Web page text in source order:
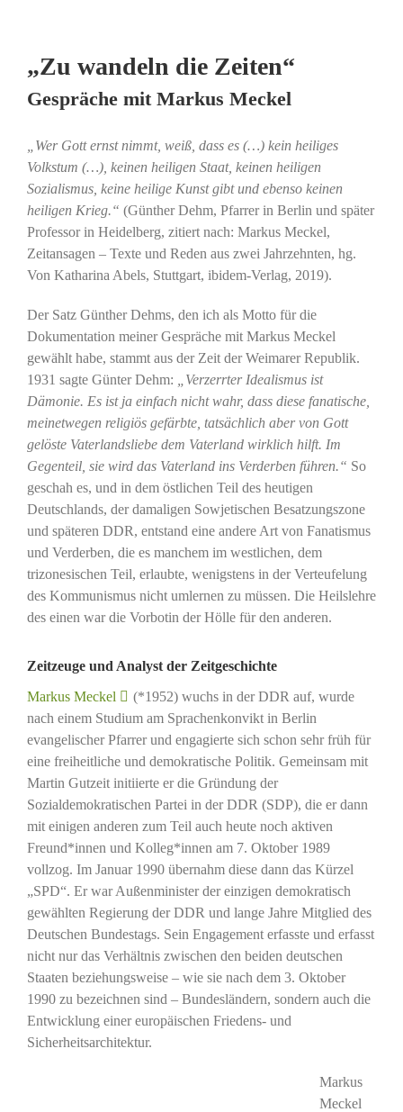
„Zu wandeln die Zeiten“
Gespräche mit Markus Meckel
„Wer Gott ernst nimmt, weiß, dass es (…) kein heiliges
Volkstum (…), keinen heiligen Staat, keinen heiligen
Sozialismus, keine heilige Kunst gibt und ebenso keinen
heiligen Krieg.“ (Günther Dehm, Pfarrer in Berlin und später
Professor in Heidelberg, zitiert nach: Markus Meckel,
Zeitansagen – Texte und Reden aus zwei Jahrzehnten, hg.
Von Katharina Abels, Stuttgart, ibidem-Verlag, 2019).
Der Satz Günther Dehms, den ich als Motto für die
Dokumentation meiner Gespräche mit Markus Meckel
gewählt habe, stammt aus der Zeit der Weimarer Republik.
1931 sagte Günter Dehm:
„Verzerrter Idealismus ist
Dämonie. Es ist ja einfach nicht wahr, dass diese fanatische,
meinetwegen religiös gefärbte, tatsächlich aber von Gott
gelöste Vaterlandsliebe dem Vaterland wirklich hilft. Im
Gegenteil, sie wird das Vaterland ins Verderben führen.“ So
geschah es, und in dem östlichen Teil des heutigen
Deutschlands, der damaligen Sowjetischen Besatzungszone
und späteren DDR, entstand eine andere Art von Fanatismus
und Verderben, die es manchem im westlichen, dem
trizonesischen Teil, erlaubte, wenigstens in der Verteufelung
des Kommunismus nicht umlernen zu müssen. Die Heilslehre
des einen war die Vorbotin der Hölle für den anderen.
Zeitzeuge und Analyst der Zeitgeschichte
Markus Meckel
(*1952) wuchs in der DDR auf, wurde
nach einem Studium am Sprachenkonvikt in Berlin
evangelischer Pfarrer und engagierte sich schon sehr früh für
eine freiheitliche und demokratische Politik. Gemeinsam mit
Martin Gutzeit initiierte er die Gründung der
Sozialdemokratischen Partei in der DDR (SDP), die er dann
mit einigen anderen zum Teil auch heute noch aktiven
Freund*innen und Kolleg*innen am 7. Oktober 1989
vollzog. Im Januar 1990 übernahm diese dann das Kürzel
„SPD“. Er war Außenminister der einzigen demokratisch
gewählten Regierung der DDR und lange Jahre Mitglied des
Deutschen Bundestags. Sein Engagement erfasste und erfasst
nicht nur das Verhältnis zwischen den beiden deutschen
Staaten beziehungsweise – wie sie nach dem 3. Oktober
1990 zu bezeichnen sind – Bundesländern, sondern auch die
Entwicklung einer europäischen Friedens- und
Sicherheitsarchitektur.
Markus
Meckel